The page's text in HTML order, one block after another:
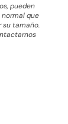
pueden
normal que
su tamaño.